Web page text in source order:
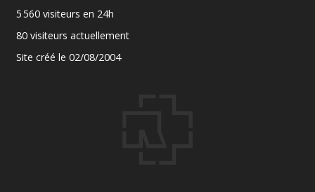
5 560 visiteurs en 24h
80 visiteurs actuellement
Site créé le 02/08/2004